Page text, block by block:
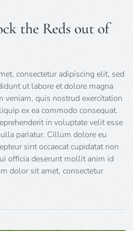
the Reds out of
consectetur adipiscing elit, sed
ut labore et dolore magna
veniam, quis nostrud exercitation
ex ea commodo consequat.
in voluptate velit esse
pariatur. Cillum dolore eu
sint occaecat cupidatat non
officia deserunt mollit anim id
dolor sit amet, consectetur